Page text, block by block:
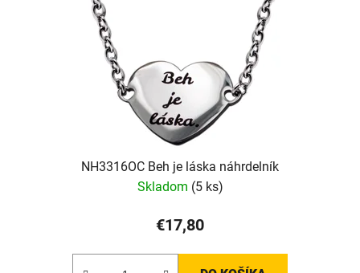
NH3316OC Beh je láska náhrdelník
Skladom (5 ks)
€17,80